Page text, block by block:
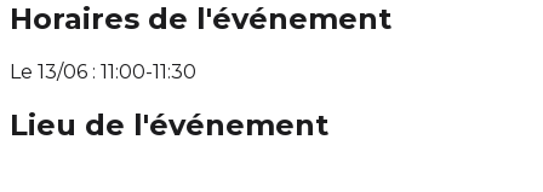
Horaires de l'événement
Le 13/06 : 11:00-11:30
Lieu de l'événement